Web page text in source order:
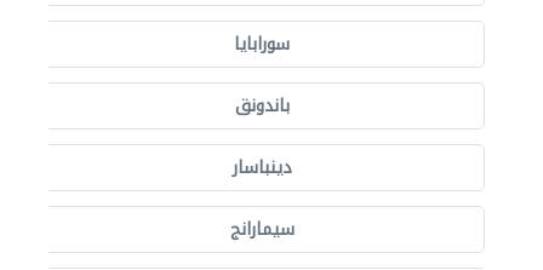
سورابايا
باندونق
دينباسار
سيمارانج